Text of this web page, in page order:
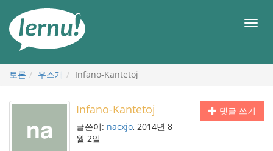
메
토론 우스개 Infano-Kantetoj
댓글 쓰기
Infano-Kantetoj
글쓴이: nacxjo, 2014년 8
월 2일